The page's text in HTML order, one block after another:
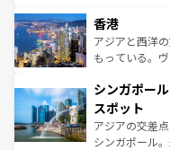
とつ。フォー
ひ現地で味わ
が旅行者を迎
参照してほし
の活気が交差
帯で自然と触
いビーチでリ
激する。気候
が待っている
た文化、そし
ける。 な
香港
アジアと西洋
もっている。
み、どこを訪
ており、効率
うな絶景から
そう。 な
シンガポー
スポット
アジアの交差
シンガポール